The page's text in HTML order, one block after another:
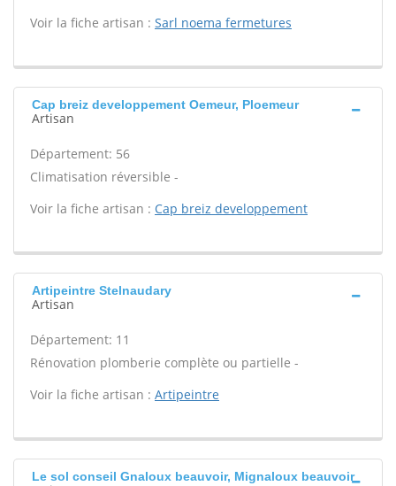
Voir la fiche artisan : Sarl noema fermetures
Cap breiz developpement Oemeur, Ploemeur
Artisan
Département: 56
Climatisation réversible -
Voir la fiche artisan : Cap breiz developpement
Artipeintre Stelnaudary
Artisan
Département: 11
Rénovation plomberie complète ou partielle -
Voir la fiche artisan : Artipeintre
Le sol conseil Gnaloux beauvoir, Mignaloux beauvoir